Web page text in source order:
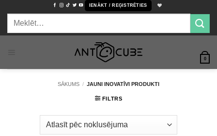
content
IENĀKT / REĢISTRĒTIES
Meklēt:
0
SĀKUMS / JAUNI INOVATĪVI PRODUKTI
FILTRS